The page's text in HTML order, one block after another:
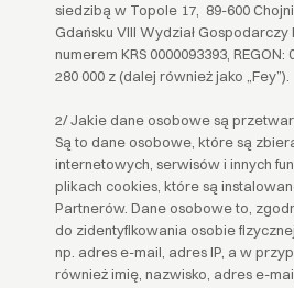
siedzibą w Topole 17, 89-600
Gdańsku VIII Wydział
numerem KRS 0000093393,
280 000 z (dalej również jako „Fey”).
2/ Jakie dane osobowe są
Są to dane osobowe, które są
internetowych, serwisów i innych
plikach cookies, które są
Partnerów. Dane osobowe to,
do zidentyfikowania osobie
np. adres e-mail, adres IP, a w
również imię, nazwisko, adres e-